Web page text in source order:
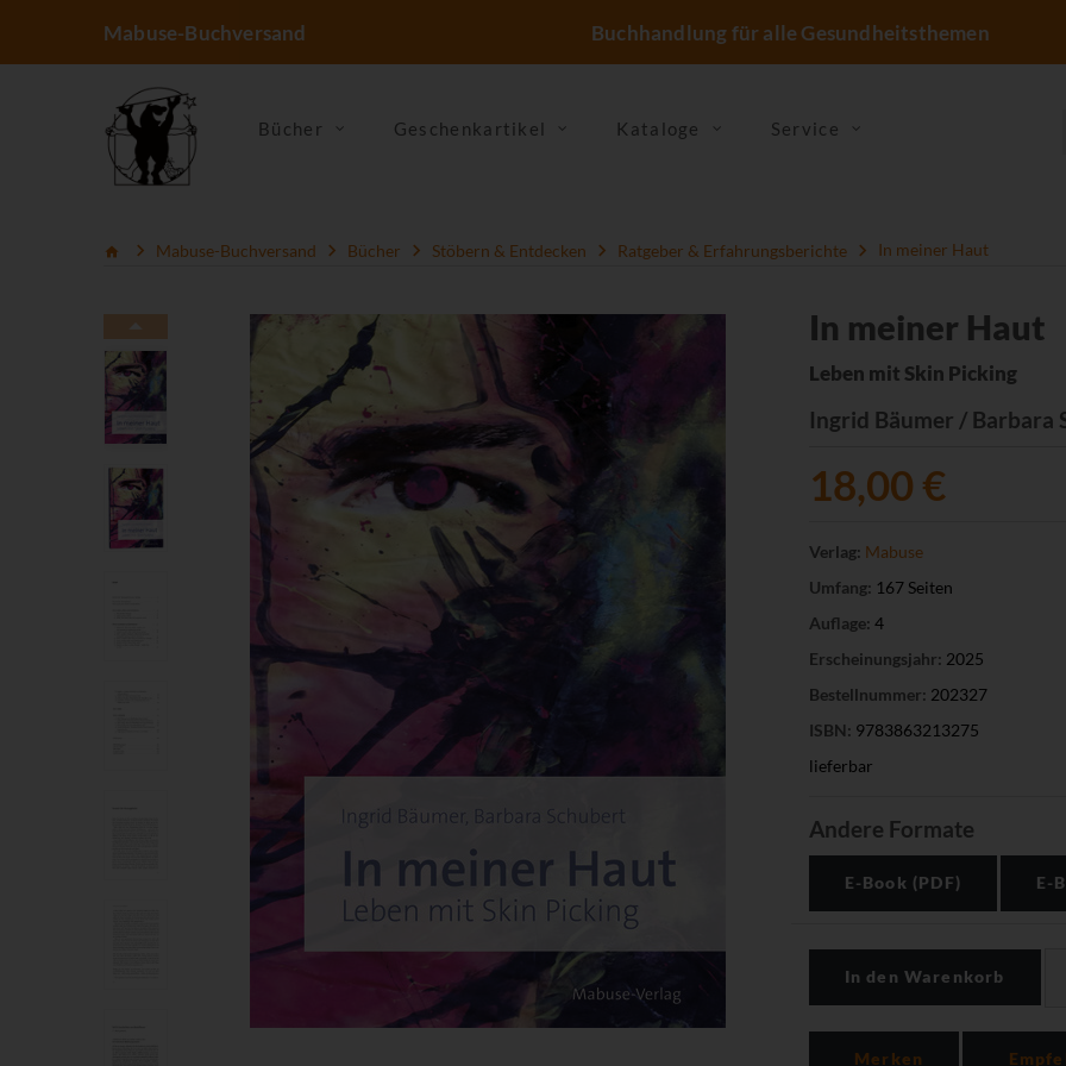
Mabuse-Buchversand Buchhandlung für alle Gesundheitsthemen
Bücher Geschenkartikel Kataloge Service
Mabuse-Buchversand Bücher Stöbern & Entdecken Ratgeber & Erfahrungsberichte In meiner Haut
In meiner Haut
Leben mit Skin Picking
Ingrid Bäumer / Barbara
18,00 €
Verlag: Mabuse
Umfang: 167 Seiten
Auflage: 4
Erscheinungsjahr: 2025
Bestellnummer: 202327
ISBN: 9783863213275
lieferbar
Andere Formate
E-Book (PDF) E-
In den Warenkorb
Merken